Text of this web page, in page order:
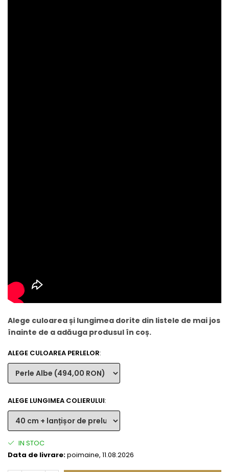
Alege culoarea și lungimea dorite din listele de mai jos
înainte de a adăuga produsul în coș.
ALEGE CULOAREA PERLELOR:
ALEGE LUNGIMEA COLIERULUI:
IN STOC
Data de livrare:poimaine, 11.08.2026